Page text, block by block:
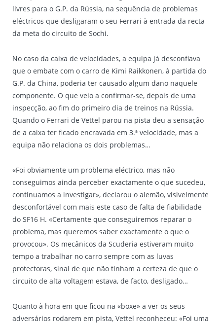
livres para o G.P. da Rússia, na sequência de problemas
eléctricos que desligaram o seu Ferrari à entrada da recta
da meta do circuito de Sochi.
No caso da caixa de velocidades, a equipa já desconfiava
que o embate com o carro de Kimi Raikkonen, à partida do
G.P. da China, poderia ter causado algum dano naquele
componente. O que veio a confirmar-se, depois de uma
inspecção, ao fim do primeiro dia de treinos na Rússia.
Quando o Ferrari de Vettel parou na pista deu a sensação
de a caixa ter ficado encravada em 3.ª velocidade, mas a
equipa não relaciona os dois problemas…
«Foi obviamente um problema eléctrico, mas não
conseguimos ainda perceber exactamente o que sucedeu,
continuamos a investigar», declarou o alemão, visivelmente
desconfortável com mais este caso de falta de fiabilidade
do SF16 H. «Certamente que conseguiremos reparar o
problema, mas queremos saber exactamente o que o
provocou». Os mecânicos da Scuderia estiveram muito
tempo a trabalhar no carro sempre com as luvas
protectoras, sinal de que não tinham a certeza de que o
circuito de alta voltagem estava, de facto, desligado…
Quanto à hora em que ficou na «boxe» a ver os seus
adversários rodarem em pista, Vettel reconheceu: «Foi uma